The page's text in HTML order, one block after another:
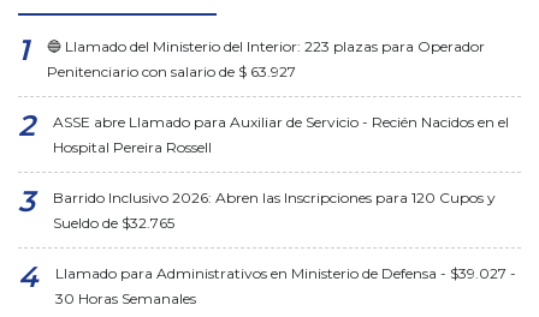
🔵 Llamado del Ministerio del Interior: 223 plazas para Operador
Penitenciario con salario de $ 63.927
ASSE abre Llamado para Auxiliar de Servicio - Recién Nacidos en el
Hospital Pereira Rossell
Barrido Inclusivo 2026: Abren las Inscripciones para 120 Cupos y
Sueldo de $32.765
Llamado para Administrativos en Ministerio de Defensa - $39.027 -
30 Horas Semanales